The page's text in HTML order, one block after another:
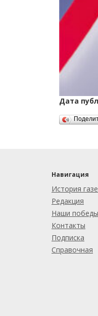
Дата
Навигация
История
Редакция
Наши победы
Контакты
Подписка
Справочная